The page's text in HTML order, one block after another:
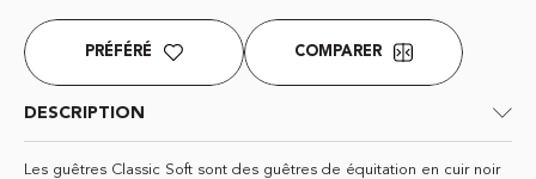
PRÉFÉRÉ COMPARER
DESCRIPTION
Les guêtres Classic Soft sont des guêtres de équitation en cuir noir